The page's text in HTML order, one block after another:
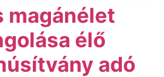
magánélet
élő
adó